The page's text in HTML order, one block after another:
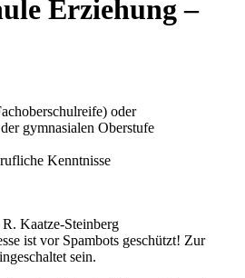
Erziehung –
oder
gymnasialen Oberstufe
Kenntnisse
Kaatze-Steinberg
ist vor Spambots geschützt! Zur
sein.